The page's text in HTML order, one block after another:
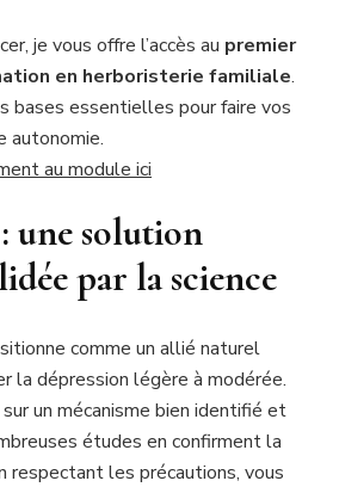
je vous offre l’accès au premier
en herboristerie familiale.
bases essentielles pour faire vos
autonomie.
au module ici
une solution
par la science
comme un allié naturel
la dépression légère à modérée.
un mécanisme bien identifié et
études en confirment la
respectant les précautions, vous